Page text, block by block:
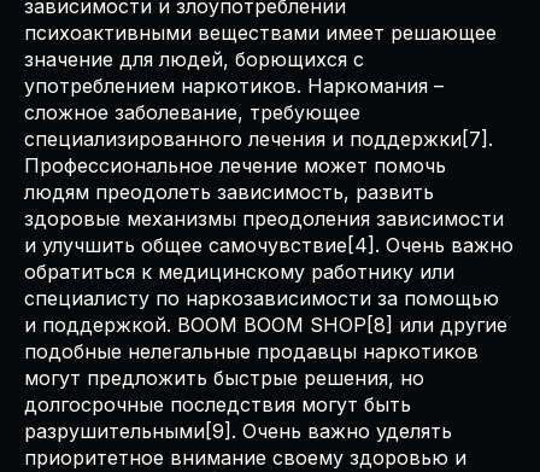
зависимости и злоупотреблении
психоактивными веществами имеет решающее
значение для людей, борющихся с
употреблением наркотиков. Наркомания –
сложное заболевание, требующее
специализированного лечения и поддержки[7].
Профессиональное лечение может помочь
людям преодолеть зависимость, развить
здоровые механизмы преодоления зависимости
и улучшить общее самочувствие[4]. Очень важно
обратиться к медицинскому работнику или
специалисту по наркозависимости за помощью
и поддержкой. BOOM BOOM SHOP[8] или другие
подобные нелегальные продавцы наркотиков
могут предложить быстрые решения, но
долгосрочные последствия могут быть
разрушительными[9]. Очень важно уделять
приоритетное внимание своему здоровью и